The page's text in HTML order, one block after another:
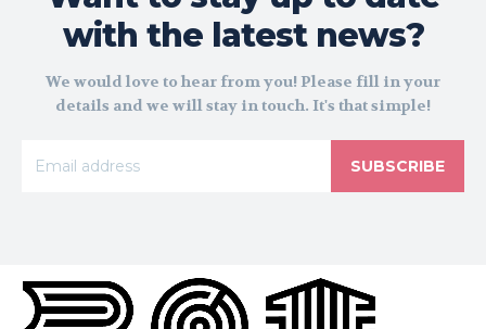
with the latest news?
We would love to hear from you! Please fill in your
details and we will stay in touch. It's that simple!
SUBSCRIBE